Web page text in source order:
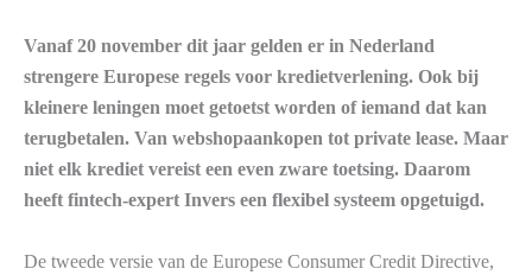
Vanaf 20 november dit jaar gelden er in Nederland
strengere Europese regels voor kredietverlening. Ook bij
kleinere leningen moet getoetst worden of iemand dat kan
terugbetalen. Van webshopaankopen tot private lease. Maar
niet elk krediet vereist een even zware toetsing. Daarom
heeft fintech-expert Invers een flexibel systeem opgetuigd.
De tweede versie van de Europese Consumer Credit Directive,